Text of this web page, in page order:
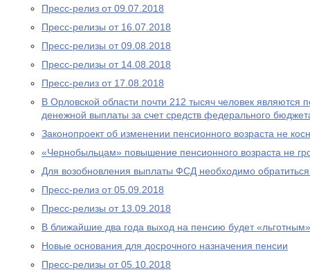
Пресс-релиз от 09.07.2018
Пресс-релизы от 16.07.2018
Пресс-релизы от 09.08.2018
Пресс-релизы от 14.08.2018
Пресс-релиз от 17.08.2018
В Орловской области почти 212 тысяч человек являются
денежной выплаты за счет средств федерального
Законопроект об изменении пенсионного возраста не
«Чернобыльцам» повышение пенсионного возраста не
Для возобновления выплаты ФСД необходимо
Пресс-релиз от 05.09.2018
Пресс-релизы от 13.09.2018
В ближайшие два года выход на пенсию будет «льготным»
Новые основания для досрочного назначения пенсии
Пресс-релизы от 05.10.2018